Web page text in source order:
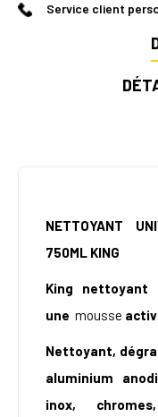
Service client
NETTOYANT
750ML KING
King nettoyant
une mousse
Nettoyant,
aluminium
inox,